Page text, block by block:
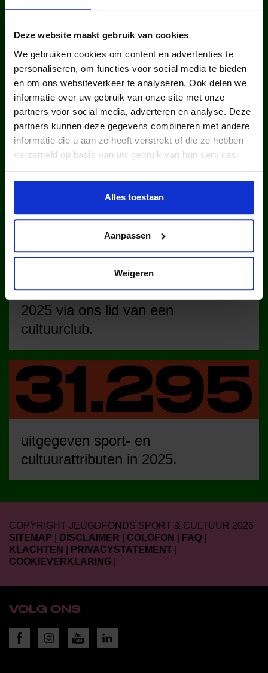
Deze website maakt gebruik van cookies
We gebruiken cookies om content en advertenties te
personaliseren, om functies voor social media te bieden
en om ons websiteverkeer te analyseren. Ook delen we
informatie over uw gebruik van onze site met onze
partners voor social media, adverteren en analyse. Deze
partners kunnen deze gegevens combineren met andere
informatie die u aan ze heeft verstrekt of die ze hebben
verzameld op basis van uw gebruik van hun services.
Alles toestaan
Aanpassen
Weigeren
kinderen en jongeren werden in
2025 via ons lid van een club.
kinderen en jongeren werden in
2025 via ons lid van een sportclub.
kinderen en jongeren werden in
2025 via ons lid van een
cultuurclub.
uitgegeven sport- en
cultuurattributen in 2025.
COPYRIGHT JEUGDFONDS SPORT & CULTUUR 2026
SITEMAP
DISCLAIMER COLOFON FAQ
KLACHTEN
PRIVACYSTATEMENT
COOKIEVERKLARING
VOLG ONS